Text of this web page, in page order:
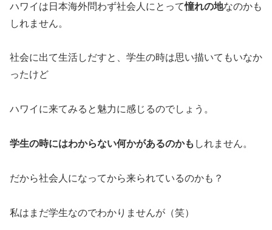
ハワイは日本海外問わず社会人にとって憧れの地なのかも
しれません。
社会に出て生活しだすと、学生の時は思い描いてもいなか
ったけど
ハワイに来てみると魅力に感じるのでしょう。
学生の時にはわからない何かがあるのかも しれません。
だから社会人になってから来られているのかも？
私はまだ学生なのでわかりませんが（笑）